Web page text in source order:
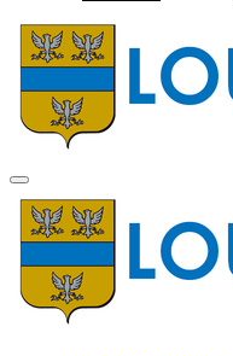
MENU
PRINCIPAL